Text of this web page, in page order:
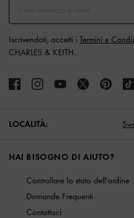
Iscrivendoti, accetti i Termini e
CHARLES & KEITH.
LOCALITÀ:
HAI BISOGNO DI AIUTO?
Controllare lo stato dell'ordine
Domande Frequenti
Contattaci